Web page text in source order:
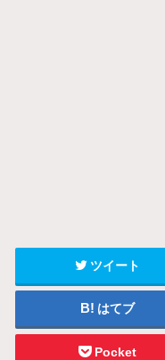
ツイート
はてブ
Pocket